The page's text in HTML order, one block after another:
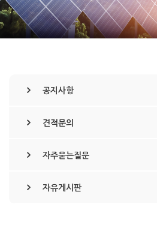
공지사항
견적문의
자주묻는질문
자유게시판